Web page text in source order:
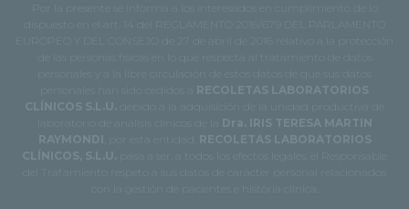
Por la presente se informa a los interesados en cumplimiento de lo
dispuesto en el art. 14 del REGLAMENTO 2016/679 DEL PARLAMENTO
EUROPEO Y DEL CONSEJO de 27 de abril de 2016 relativo a la protección
de las personas físicas en lo que respecta al tratamiento de datos
personales y a la libre circulación de estos datos de que sus datos
RECOLETAS LABORATORIOS
CLÍNICOS S.L.U.
debido a la adquisición de la unidad productiva de
laboratorio de análisis clínicos de la Dra. IRIS TERESA MARTIN
RAYMONDI , por esta entidad. RECOLETAS LABORATORIOS
CLÍNICOS, S.L.U.
pasa a ser, a todos los efectos legales, el Responsable
del Tratamiento respeto a sus datos de carácter personal relacionados
con la gestión de pacientes e historia clínica.